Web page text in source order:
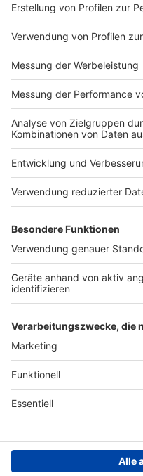
Impressum
Nutzungsbedingungen
Jobs
Presse
Werben
Archiv
ANTENNE BAYERN GROUP
Stiftung ANTENNE BAYERN
hilft
Teilnahmebedingungen
Grounding Page
BAYERN
Datenschutz­erklärung
einstellungen